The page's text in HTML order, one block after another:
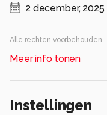
2 december, 2025
Alle rechten voorbehouden
Meer info tonen
Instellingen